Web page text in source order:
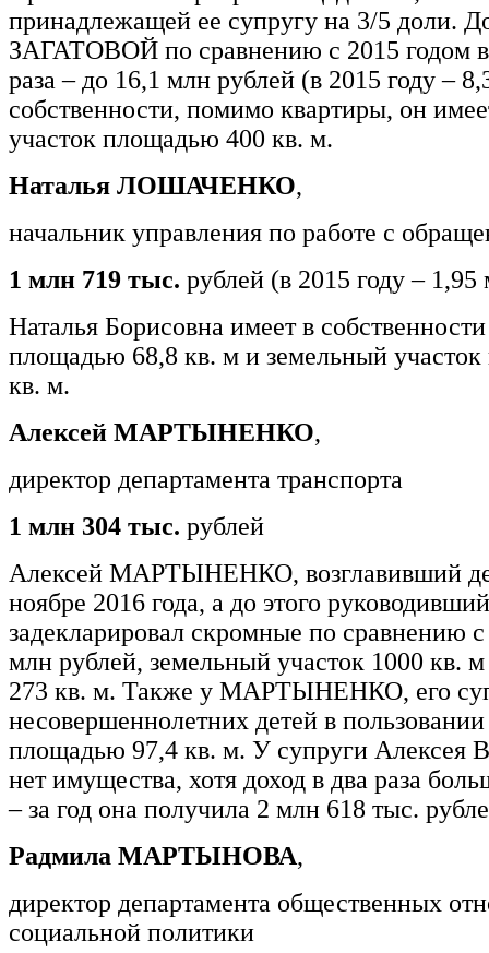
принадлежащей ее супругу на 3/5 доли.
ЗАГАТОВОЙ по сравнению с 2015 годом
раза – до 16,1 млн рублей (в 2015 году –
собственности, помимо квартиры, он
участок площадью 400 кв. м.
Наталья ЛОШАЧЕНКО,
начальник управления по работе с
1 млн 719 тыс. рублей (в 2015 году –
Наталья Борисовна имеет в
площадью 68,8 кв. м и земельный
кв. м.
Алексей МАРТЫНЕНКО,
директор департамента транспорта
1 млн 304 тыс. рублей
Алексей МАРТЫНЕНКО, возглавивший
ноябре 2016 года, а до этого
задекларировал скромные по сравнению
млн рублей, земельный участок 1000 кв.
273 кв. м. Также у МАРТЫНЕНКО, его
несовершеннолетних детей в пользовании
площадью 97,4 кв. м. У супруги Алексея
нет имущества, хотя доход в два раза
– за год она получила 2 млн 618 тыс.
Радмила МАРТЫНОВА,
директор департамента общественных
социальной политики